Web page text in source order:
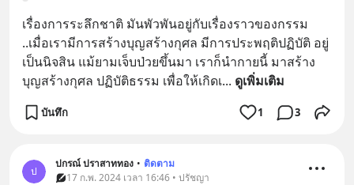
เรื่องการระลึกชาติ มันพัวพันอยู่กับเรื่องราวของกรรม
..เมื่อเรามีการสร้างบุญสร้างกุศล มีการประพฤติปฏิบัติ อยู่
เป็นนิจสิน แม้ยามเจ็บป่วยขึ้นมา เราก็นำกายนี้ มาสร้าง
บุญสร้างกุศล ปฏิบัติธรรม เพื่อให้เกิดเ... ดูเพิ่มเติม
บันทึก 1 3
ป
ปกรณ์ ปราสาททอง • ติดตาม
17 ก.พ. 2024 เวลา 16:46 • ปรัชญา